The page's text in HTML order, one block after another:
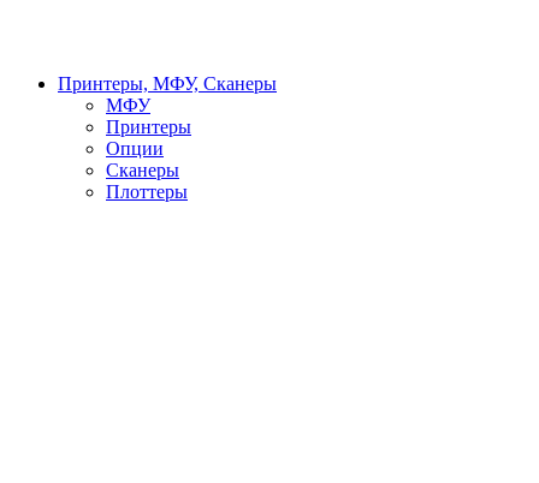
Принтеры, МФУ, Сканеры
МФУ
Принтеры
Опции
Сканеры
Плоттеры